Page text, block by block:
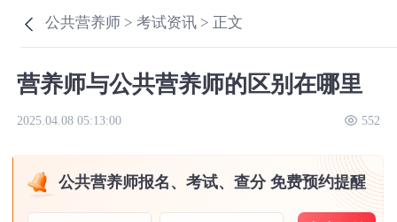
公共营养师 >考试资讯 > 正文
营养师与公共营养师的区别在哪里
2025.04.08 05:13:00 552
公共营养师报名、考试、查分 免费预约提醒